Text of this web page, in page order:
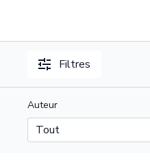
Filtres
Auteur